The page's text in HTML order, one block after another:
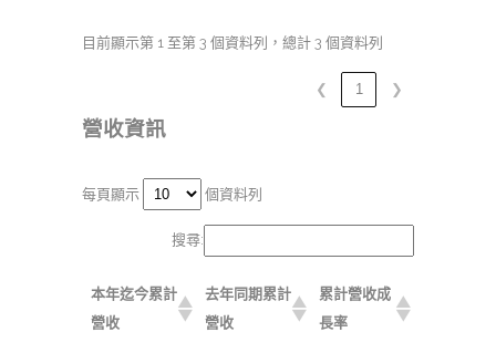
目前顯示第 1 至第 3 個資料列，總計 3 個資料列
❮ 1 ❯
營收資訊
每頁顯示 個資料列
搜尋:
本年迄今累計
營收
去年同期累計
營收
累計營收成
長率